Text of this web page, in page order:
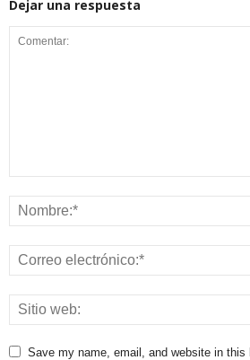
Dejar una respuesta
Save my name, email, and website in